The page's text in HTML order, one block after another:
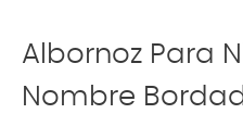
Albornoz Para
Nombre